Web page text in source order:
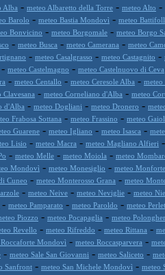
Alba - meteo Albaretto della Torre - meteo Alto -
Barolo - meteo Bastia Mondovì - meteo
Bonvicino - meteo Borgomale - meteo Borgo
- meteo Busca - meteo Camerana - meteo
- meteo Casalgrasso - meteo Castagnito -
- meteo Castelmagno - meteo Castelnuovo di Ceva
- meteo Centallo - meteo Ceresole Alba - meteo
Clavesana - meteo Corneliano d'Alba - meteo
d'Alba - meteo Dogliani - meteo Dronero -
Frabosa Sottana - meteo Frassino - meteo
Guarene - meteo Igliano - meteo Isasca -
Lisio - meteo Macra - meteo Magliano Alfieri
- meteo Melle - meteo Moiola - meteo
Mondovì - meteo Monesiglio - meteo
Cuneo - meteo Monterosso Grana - meteo
- meteo Neive - meteo Neviglie - meteo
- meteo Pamparato - meteo Paroldo - meteo
Piozzo - meteo Pocapaglia - meteo
Revello - meteo Rifreddo - meteo Rittana -
Roccaforte Mondovì - meteo Roccasparvera -
- meteo Sale San Giovanni - meteo Saliceto -
Sanfront - meteo San Michele Mondovì - meteo